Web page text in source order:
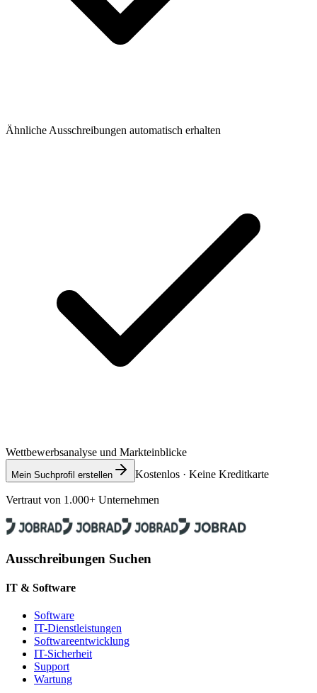
Ähnliche Ausschreibungen automatisch erhalten
Wettbewerbsanalyse und Markteinblicke
Mein Suchprofil erstellen Kostenlos · Keine Kreditkarte
Vertraut von 1.000+ Unternehmen
Ausschreibungen Suchen
IT & Software
Software
IT-Dienstleistungen
Softwareentwicklung
IT-Sicherheit
Support
Wartung